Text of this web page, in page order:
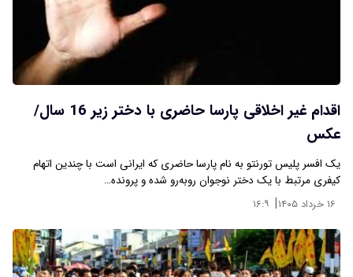
اقدام غیر اخلاقی پارسا حاضری با دختر زیر 16 سال/
عکس
یک افسر پلیس تورنتو به نام پارسا حاضری که ایرانی است با چندین اتهام
کیفری مرتبط با یک دختر نوجوان روبه‌رو شده و پرونده…
۱۶ خرداد ۱۴۰۵ | ۱۶:۹